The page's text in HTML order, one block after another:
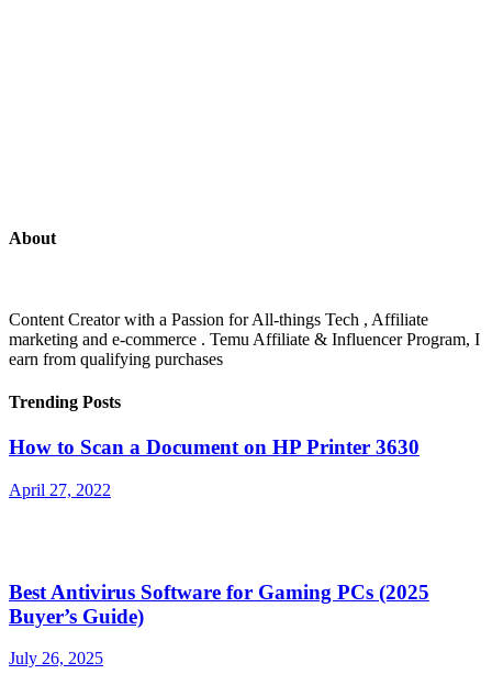
About
Content Creator with a Passion for All-things Tech , Affiliate
marketing and e-commerce . Temu Affiliate & Influencer Program, I
earn from qualifying purchases
Trending Posts
How to Scan a Document on HP Printer 3630
April 27, 2022
Best Antivirus Software for Gaming PCs (2025
Buyer’s Guide)
July 26, 2025